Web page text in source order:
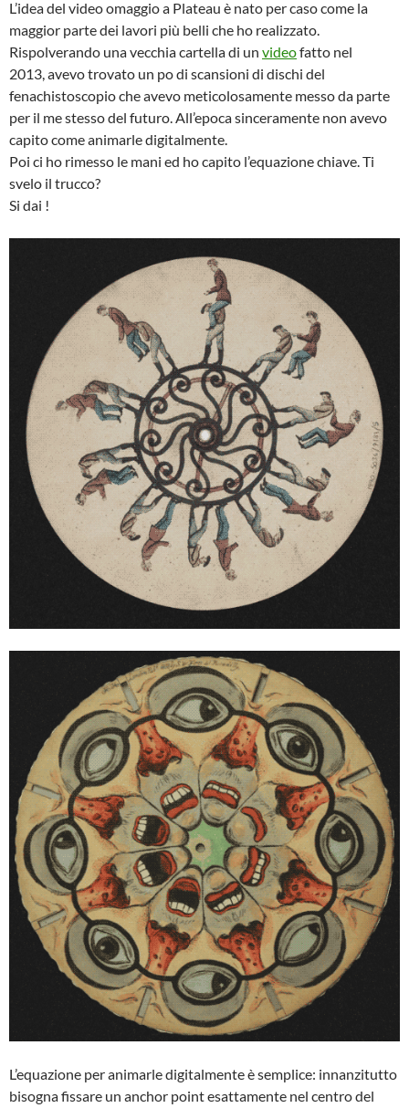
L’idea del video omaggio a Plateau è nato per caso come la
maggior parte dei lavori più belli che ho realizzato.
Rispolverando una vecchia cartella di un videofatto nel
2013, avevo trovato un po di scansioni di dischi del
fenachistoscopio che avevo meticolosamente messo da parte
per il me stesso del futuro. All’epoca sinceramente non avevo
capito come animarle digitalmente.
Poi ci ho rimesso le mani ed ho capito l’equazione chiave. Ti
svelo il trucco?
Si dai !
L’equazione per animarle digitalmente è semplice: innanzitutto
bisogna fissare un anchor point esattamente nel centro del